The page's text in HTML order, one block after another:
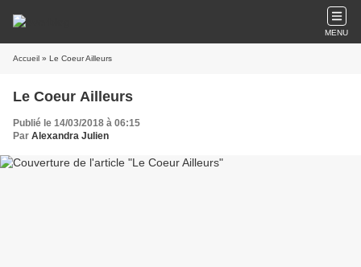
MENU
Accueil » Le Coeur Ailleurs
Le Coeur Ailleurs
Publié le 14/03/2018 à 06:15
Par Alexandra Julien